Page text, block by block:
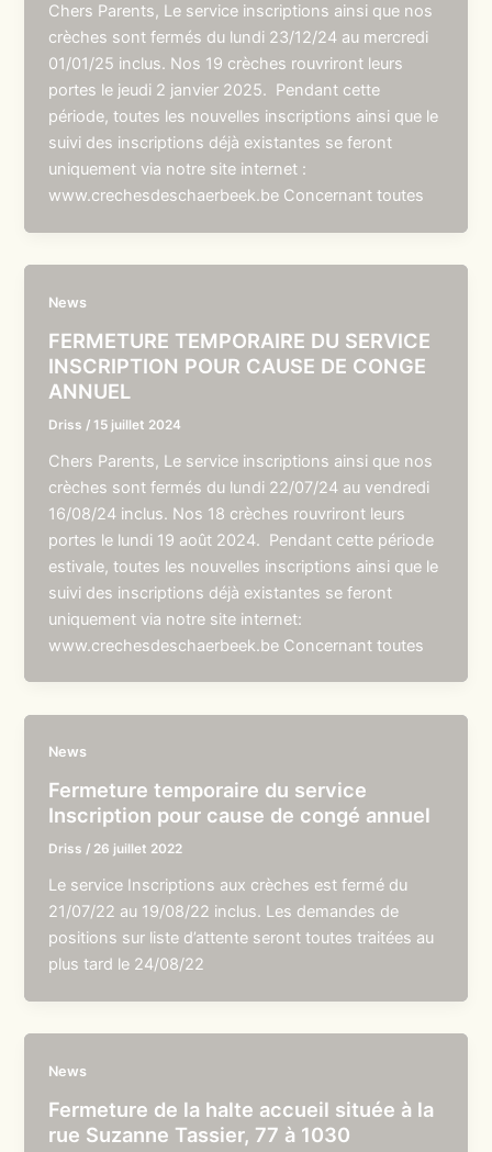
Chers Parents, Le service inscriptions ainsi que nos
crèches sont fermés du lundi 23/12/24 au mercredi
01/01/25 inclus. Nos 19 crèches rouvriront leurs
portes le jeudi 2 janvier 2025. Pendant cette
période, toutes les nouvelles inscriptions ainsi que le
suivi des inscriptions déjà existantes se feront
uniquement via notre site internet :
www.crechesdeschaerbeek.be Concernant toutes
News
FERMETURE TEMPORAIRE DU SERVICE
INSCRIPTION POUR CAUSE DE CONGE
ANNUEL
Driss /15 juillet 2024
Chers Parents, Le service inscriptions ainsi que nos
crèches sont fermés du lundi 22/07/24 au vendredi
16/08/24 inclus. Nos 18 crèches rouvriront leurs
portes le lundi 19 août 2024. Pendant cette période
estivale, toutes les nouvelles inscriptions ainsi que le
suivi des inscriptions déjà existantes se feront
uniquement via notre site internet:
www.crechesdeschaerbeek.be Concernant toutes
News
Fermeture temporaire du service
Inscription pour cause de congé annuel
Driss / 26 juillet 2022
Le service Inscriptions aux crèches est fermé du
21/07/22 au 19/08/22 inclus. Les demandes de
positions sur liste d’attente seront toutes traitées au
plus tard le 24/08/22
News
Fermeture de la halte accueil située à la
rue Suzanne Tassier, 77 à 1030